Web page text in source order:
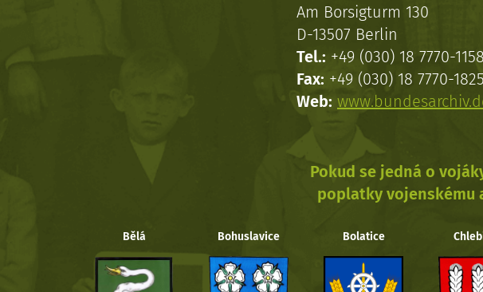
Am Borsigturm 130
D-13507 Berlin
Tel.: +49 (030) 18 7770-1158
Fax: +49 (030) 18 7770-1825
Web:
Pokud se jedná o
poplatky vojenskému
Bělá Bohuslavice Bolatice